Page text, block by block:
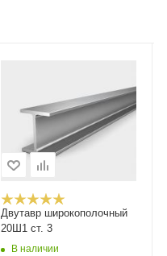
Двутавр широкополочный
20Ш1 ст. 3
В наличии